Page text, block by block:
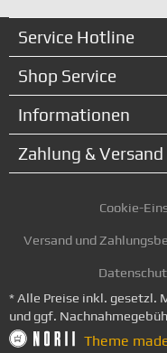
Service Hotline
Shop Service
Informationen
Zahlung & Versand
Cookie-
Versand und
* Alle Preise inkl. gesetzl.
und ggf.
Theme